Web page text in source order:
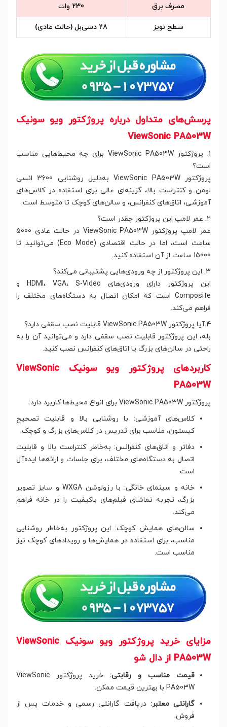
مصرف برق 230 وات
سطح نویز 28 دسی‌بل (حالت عادی)
پرسش‌های متداول درباره پروژکتور ویو سونیک
ViewSonic PA503W
1. پروژکتور ViewSonic PA503W برای چه محیط‌هایی مناسب
است؟
پروژکتور ViewSonic PA503W به‌دلیل روشنایی 3600 انسی
لومن و کنتراست بالا، گزینه‌ای عالی برای استفاده در کلاس‌های
آموزشی، اتاق‌های کنفرانس، و سالن‌های کوچک تا متوسط است.
2. عمر لامپ این پروژکتور چقدر است؟
عمر لامپ پروژکتور ViewSonic PA503W در حالت عادی 5000
ساعت است، اما در حالت اقتصادی (Eco Mode) می‌توانید تا
15000 ساعت از آن استفاده کنید.
3. این پروژکتور از چه ورودی‌هایی پشتیبانی می‌کند؟
این پروژکتور دارای ورودی‌های HDMI، VGA، S-Video و
Composite است که امکان اتصال به دستگاه‌های مختلف را
فراهم می‌کند.
4.آیا پروژکتور ViewSonic PA503W قابلیت نصب سقفی دارد؟
بله، این پروژکتور قابلیت نصب سقفی دارد و می‌توانید آن را به
راحتی در سالن‌های بزرگ یا اتاق‌های کنفرانس نصب کنید.
کاربردهای پروژکتور ویو سونیک ViewSonic
PA503W
پروژکتور ViewSonic PA503W برای انواع محیط‌ها کاربرد دارد:
کلاس‌های آموزشی: با روشنایی بالا و قابلیت تصحیح
کیستون، مناسب برای تدریس در کلاس‌های بزرگ و کوچک.
دفاتر و اتاق‌های کنفرانس: به‌خاطر کنتراست بالا و قابلیت
اتصال به دستگاه‌های مختلف، برای جلسات و ارائه‌ها ایده‌آل
است.
خانه و سینمای خانگی: با رزولوشن WXGA و سایز تصویر
بزرگ، تجربه تماشای فیلم‌های باکیفیت را در خانه فراهم
می‌کند.
سالن‌های همایش کوچک: این پروژکتور به‌خاطر روشنایی
مناسب، برای استفاده در همایش‌ها و رویدادهای کوچک نیز
مناسب است.
مزایای خرید پروژکتور ویو سونیک ViewSonic
PA503W از دال شو
قیمت مناسب و رقابتی:
خرید پروژکتور ViewSonic
PA503W با بهترین قیمت ممکن.
گارانتی معتبر: دریافت گارانتی رسمی و خدمات پس از
فروش.